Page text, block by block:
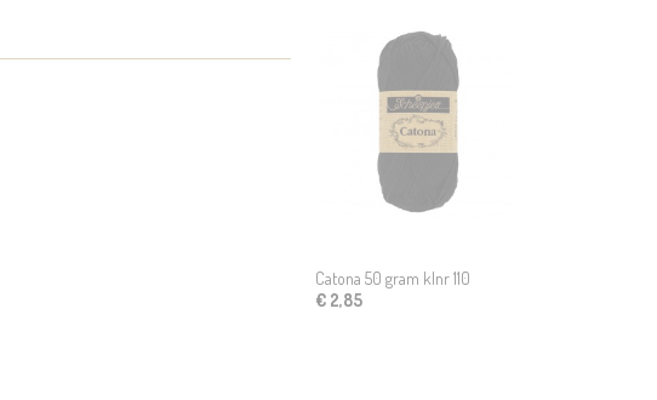
Catona 50 gram klnr 110
€ 2,85